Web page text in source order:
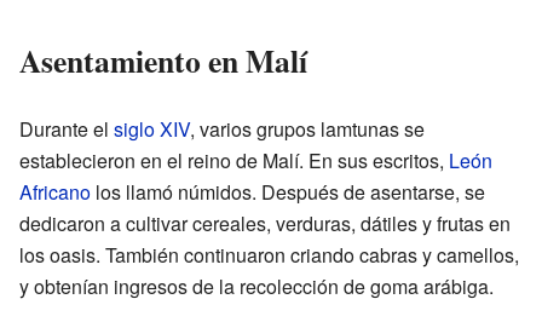
Asentamiento en Malí
Durante el siglo XIV, varios grupos lamtunas se
establecieron en el reino de Malí. En sus escritos, León
Africano los llamó númidos. Después de asentarse, se
dedicaron a cultivar cereales, verduras, dátiles y frutas en
los oasis. También continuaron criando cabras y camellos,
y obtenían ingresos de la recolección de goma arábiga.